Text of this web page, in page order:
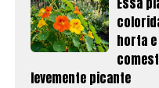
horta
levemente picante